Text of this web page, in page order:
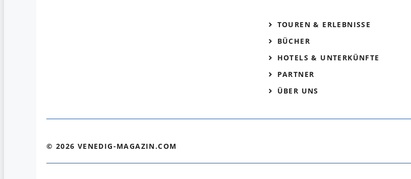
TOUREN & ERLEBNISSE
BÜCHER
HOTELS & UNTERKÜNFTE
PARTNER
ÜBER UNS
© 2026 VENEDIG-MAGAZIN.COM